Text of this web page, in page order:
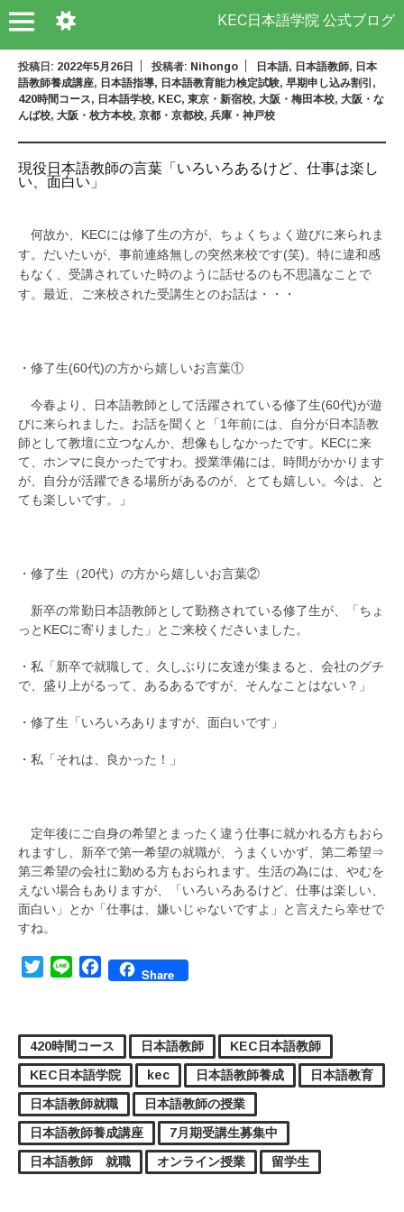
KEC日本語学院 公式ブログ
投稿日: 2022年5月26日 投稿者: Nihongo 日本語, 日本語教師, 日本
語教師養成講座, 日本語指導, 日本語教育能力検定試験, 早期申し込み割引 ,
420時間コース, 日本語学校, KEC, 東京・新宿校, 大阪・梅田本校, 大阪・な
んば校, 大阪・枚方本校, 京都・京都校, 兵庫・神戸校
現役日本語教師の言葉「いろいろあるけど、仕事は楽し
い、面白い」
何故か、KECには修了生の方が、ちょくちょく遊びに来られま
す。だいたいが、事前連絡無しの突然来校です(笑)。特に違和感
もなく、受講されていた時のように話せるのも不思議なことで
す。最近、ご来校された受講生とのお話は・・・
・修了生(60代)の方から嬉しいお言葉①
今春より、日本語教師として活躍されている修了生(60代)が遊
びに来られました。お話を聞くと「1年前には、自分が日本語教
師として教壇に立つなんか、想像もしなかったです。KECに来
て、ホンマに良かったですわ。授業準備には、時間がかかります
が、自分が活躍できる場所があるのが、とても嬉しい。今は、と
ても楽しいです。」
・修了生（20代）の方から嬉しいお言葉②
新卒の常勤日本語教師として勤務されている修了生が、「ちょ
っとKECに寄りました」とご来校くださいました。
・私「新卒で就職して、久しぶりに友達が集まると、会社のグチ
で、盛り上がるって、あるあるですが、そんなことはない？」
・修了生「いろいろありますが、面白いです」
・私「それは、良かった！」
定年後にご自身の希望とまったく違う仕事に就かれる方もおら
れますし、新卒で第一希望の就職が、うまくいかず、第二希望⇒
第三希望の会社に勤める方もおられます。生活の為には、やむを
えない場合もありますが、「いろいろあるけど、仕事は楽しい、
面白い」とか「仕事は、嫌いじゃないですよ」と言えたら幸せで
すね。
TwitterLine FacebookShare
420時間コース 日本語教師
KEC日本語教師
KEC日本語学院
kec 日本語教師養成
日本語教育
日本語教師就職
日本語教師の授業
日本語教師養成講座
7月期受講生募集中
日本語教師 就職
オンライン授業 留学生